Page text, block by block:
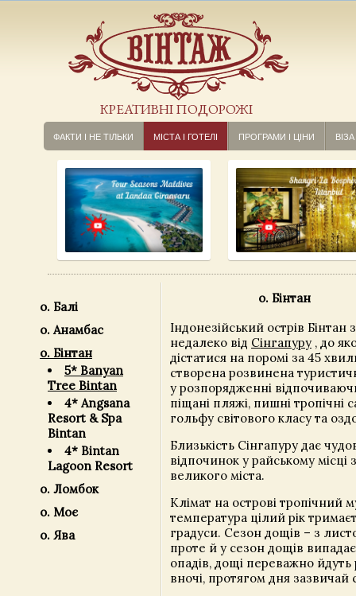
КРЕАТИВНІ ПОДОРОЖІ
ФАКТИ І НЕ ТІЛЬКИ МІСТА І ГОТЕЛІ ПРОГРАМИ І ЦІНИ ВІЗА
o. Балі
о. Анамбас
о. Бінтан
5* Banyan
Tree Bintan
4* Angsana
Resort & Spa
Bintan
4* Bintan
Lagoon Resort
о. Ломбок
о. Моє
о. Ява
о. Бінтан
Індонезійський острів Бінтан
недалеко від Сінгапуру , до
дістатися на поромі за 45
створена розвинена
у розпорядженні
піщані пляжі, пишні тропічні
гольфу світового класу та
Близькість Сінгапуру дає
відпочинок у райському місці
великого міста.
Клімат на острові тропічний
температура цілий рік
градуси. Сезон дощів – з
проте й у сезон дощів випадає
опадів, дощі переважно
вночі, протягом дня зазвичай